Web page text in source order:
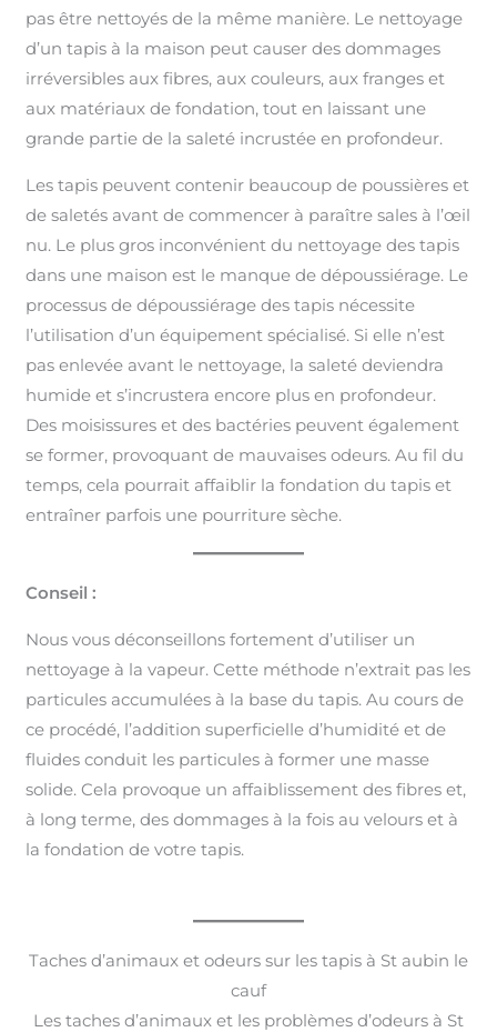
pas être nettoyés de la même manière. Le nettoyage
d’un tapis à la maison peut causer des dommages
irréversibles aux fibres, aux couleurs, aux franges et
aux matériaux de fondation, tout en laissant une
grande partie de la saleté incrustée en profondeur.
Les tapis peuvent contenir beaucoup de poussières et
de saletés avant de commencer à paraître sales à l’œil
nu. Le plus gros inconvénient du nettoyage des tapis
dans une maison est le manque de dépoussiérage. Le
processus de dépoussiérage des tapis nécessite
l’utilisation d’un équipement spécialisé. Si elle n’est
pas enlevée avant le nettoyage, la saleté deviendra
humide et s’incrustera encore plus en profondeur.
Des moisissures et des bactéries peuvent également
se former, provoquant de mauvaises odeurs. Au fil du
temps, cela pourrait affaiblir la fondation du tapis et
entraîner parfois une pourriture sèche.
Conseil :
Nous vous déconseillons fortement d’utiliser un
nettoyage à la vapeur. Cette méthode n’extrait pas les
particules accumulées à la base du tapis. Au cours de
ce procédé, l’addition superficielle d’humidité et de
fluides conduit les particules à former une masse
solide. Cela provoque un affaiblissement des fibres et,
à long terme, des dommages à la fois au velours et à
la fondation de votre tapis.
Taches d’animaux et odeurs sur les tapis à St aubin le
cauf
Les taches d’animaux et les problèmes d’odeurs à St